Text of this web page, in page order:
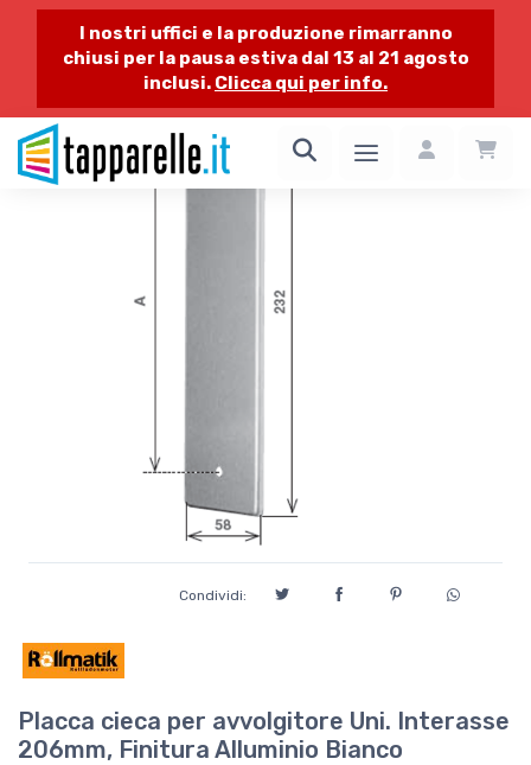
I nostri uffici e la produzione rimarranno
chiusi per la pausa estiva dal 13 al 21 agosto
inclusi. Clicca qui per info.
Condividi:
Placca cieca per avvolgitore Uni. Interasse
206mm, Finitura Alluminio Bianco